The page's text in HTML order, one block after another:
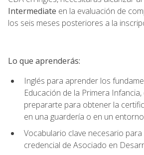
Intermediate en la evaluación de
los seis meses posteriores a la
Lo que aprenderás:
Inglés para aprender los
Educación de la Primera
prepararte para obtener la
en una guardería o en un
Vocabulario clave necesario
credencial de Asociado en